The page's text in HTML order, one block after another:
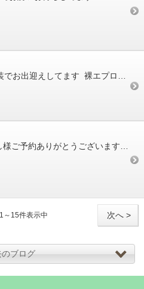
次へ >
～15件表示中
のブログ